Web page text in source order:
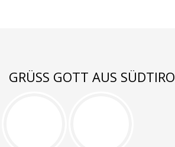
GRÜSS GOTT AUS SÜDTIROL